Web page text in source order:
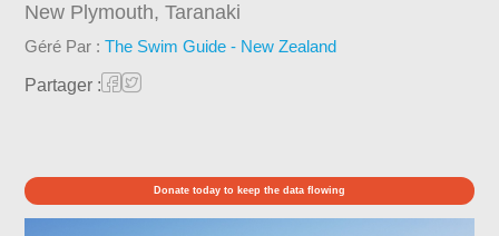
New Plymouth,Taranaki
Géré Par :The Swim Guide - New Zealand
Partager :
Donate today to keep the data flowing